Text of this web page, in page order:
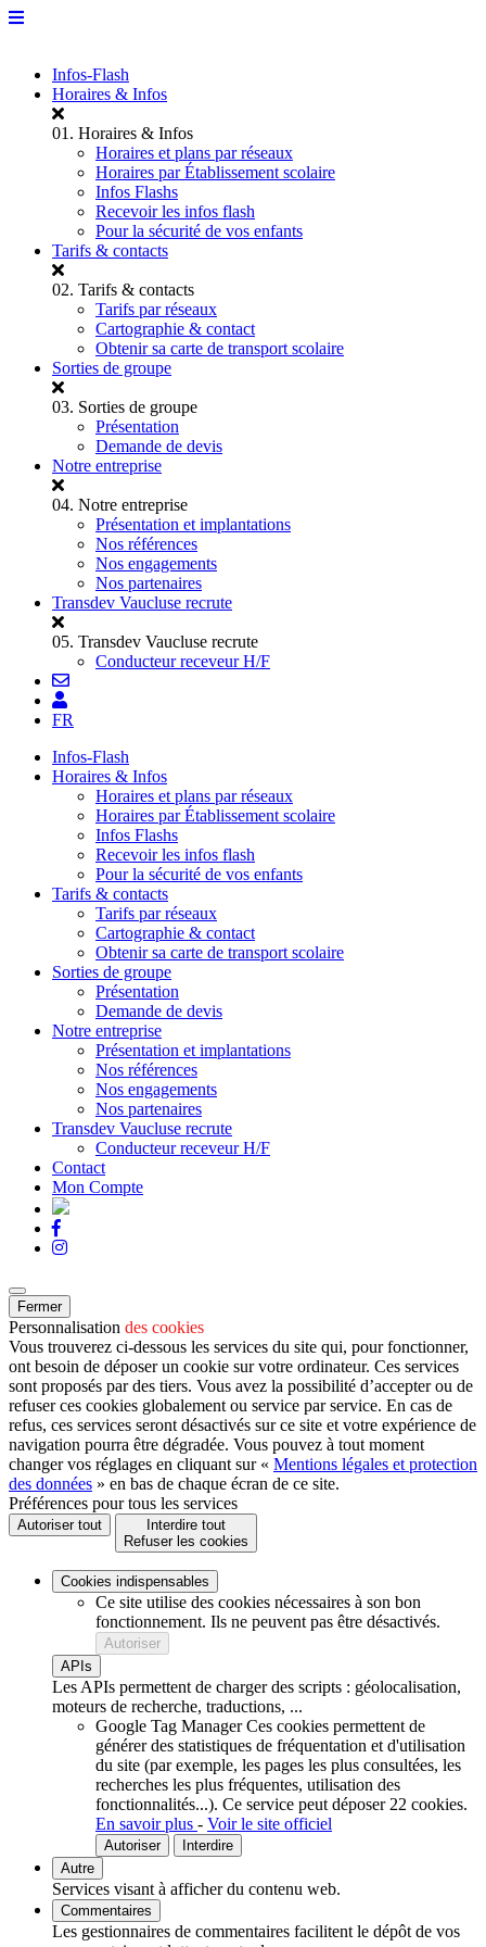
Infos-Flash
Horaires & Infos
01. Horaires & Infos
Horaires et plans par réseaux
Horaires par Établissement scolaire
Infos Flashs
Recevoir les infos flash
Pour la sécurité de vos enfants
Tarifs & contacts
02. Tarifs & contacts
Tarifs par réseaux
Cartographie & contact
Obtenir sa carte de transport scolaire
Sorties de groupe
03. Sorties de groupe
Présentation
Demande de devis
Notre entreprise
04. Notre entreprise
Présentation et implantations
Nos références
Nos engagements
Nos partenaires
Transdev Vaucluse recrute
05. Transdev Vaucluse recrute
Conducteur receveur H/F
FR
Infos-Flash
Horaires & Infos
Horaires et plans par réseaux
Horaires par Établissement scolaire
Infos Flashs
Recevoir les infos flash
Pour la sécurité de vos enfants
Tarifs & contacts
Tarifs par réseaux
Cartographie & contact
Obtenir sa carte de transport scolaire
Sorties de groupe
Présentation
Demande de devis
Notre entreprise
Présentation et implantations
Nos références
Nos engagements
Nos partenaires
Transdev Vaucluse recrute
Conducteur receveur H/F
Contact
Mon Compte
Fermer
Personnalisation des cookies
Vous trouverez ci-dessous les services du site qui, pour fonctionner,
ont besoin de déposer un cookie sur votre ordinateur. Ces services
sont proposés par des tiers. Vous avez la possibilité d’accepter ou de
refuser ces cookies globalement ou service par service. En cas de
refus, ces services seront désactivés sur ce site et votre expérience de
navigation pourra être dégradée. Vous pouvez à tout moment
changer vos réglages en cliquant sur « Mentions légales et protection
des données » en bas de chaque écran de ce site.
Préférences pour tous les services
Autoriser tout
Interdire tout
Refuser les cookies
Cookies indispensables
Ce site utilise des cookies nécessaires à son bon
fonctionnement. Ils ne peuvent pas être désactivés.
Autoriser
APIs
Les APIs permettent de charger des scripts : géolocalisation,
moteurs de recherche, traductions, ...
Google Tag Manager Ces cookies permettent de
générer des statistiques de fréquentation et d'utilisation
du site (par exemple, les pages les plus consultées, les
recherches les plus fréquentes, utilisation des
fonctionnalités...). Ce service peut déposer 22 cookies.
En savoir plus - Voir le site officiel
Autoriser
Interdire
Autre
Services visant à afficher du contenu web.
Commentaires
Les gestionnaires de commentaires facilitent le dépôt de vos